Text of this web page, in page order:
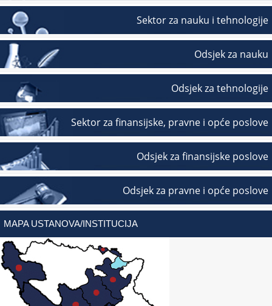
Sektor za nauku i tehnologije
Odsjek za nauku
Odsjek za tehnologije
Sektor za finansijske, pravne i opće poslove
Odsjek za finansijske poslove
Odsjek za pravne i opće poslove
MAPA USTANOVA/INSTITUCIJA